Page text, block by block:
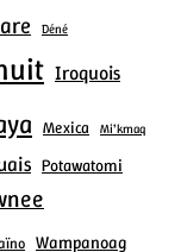
Déné
Iroquois
Mexica Mi’kmaq
Potawatomi
Wampanoag